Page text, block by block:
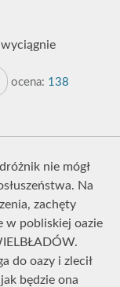
wyciągnie
ocena: 138
nie mógł
Na
zachęty
w pobliskiej oazie
do oazy i zlecił
będzie ona